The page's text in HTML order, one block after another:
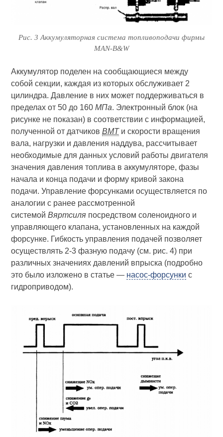
Рис. 3 Аккумуляторная система топливоподачи фирмы
MAN-B&W
Аккумулятор поделен на сообщающиеся между
собой секции, каждая из которых обслуживает 2
цилиндра. Давление в них может поддерживаться в
пределах от 50 до 160МПа. Электронный блок (на
рисунке не показан) в соответствии с информацией,
полученной от датчиковВМТи скорости вращения
вала, нагрузки и давления наддува, рассчитывает
необходимые для данных условий работы двигателя
значения давления топлива в аккумуляторе, фазы
начала и конца подачи и форму кривой закона
подачи. Управление форсунками осуществляется по
аналогии с ранее рассмотренной
системойВяртсиля посредством соленоидного и
управляющего клапана, установленных на каждой
форсунке. Гибкость управления подачей позволяет
осуществлять 2-3 фазную подачу (см. рис. 4) при
различных значениях давлений впрыска (подробно
это было изложено в статье — насос-форсунки с
гидроприводом).